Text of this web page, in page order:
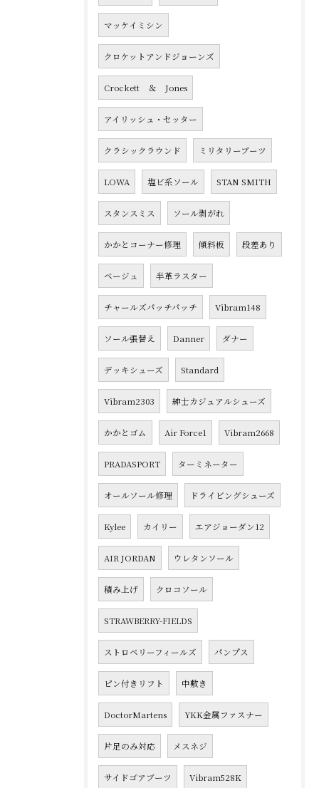
マッケイミシン
クロケットアンドジョーンズ
Crockett ＆ Jones
アイリッシュ・セッター
クラシックラウンド ミリタリーブーツ
LOWA 塩ビ系ソール STAN SMITH
スタンスミス ソール剥がれ
かかとコーナー修理 傾斜板 段差あり
ベージュ 半革ラスター
チャールズパッチパッチ Vibram148
ソール張替え Danner ダナー
デッキシューズ Standard
Vibram2303 紳士カジュアルシューズ
かかとゴム Air Force1 Vibram2668
PRADASPORT ターミネーター
オールソール修理 ドライビングシューズ
Kylee カイリー エアジョーダン12
AIR JORDAN ウレタンソール
積み上げ クロコソール
STRAWBERRY-FIELDS
ストロベリーフィールズ パンプス
ピン付きリフト 中敷き
DoctorMartens YKK金属ファスナー
片足のみ対応 メスネジ
サイドゴアブーツ Vibram528K